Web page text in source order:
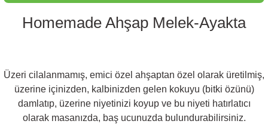
Homemade Ahşap Melek-Ayakta
Üzeri cilalanmamış, emici özel ahşaptan özel olarak üretilmiş,
üzerine içinizden, kalbinizden gelen kokuyu (bitki özünü)
damlatıp, üzerine niyetinizi koyup ve bu niyeti hatırlatıcı
olarak masanızda, baş ucunuzda bulundurabilirsiniz.